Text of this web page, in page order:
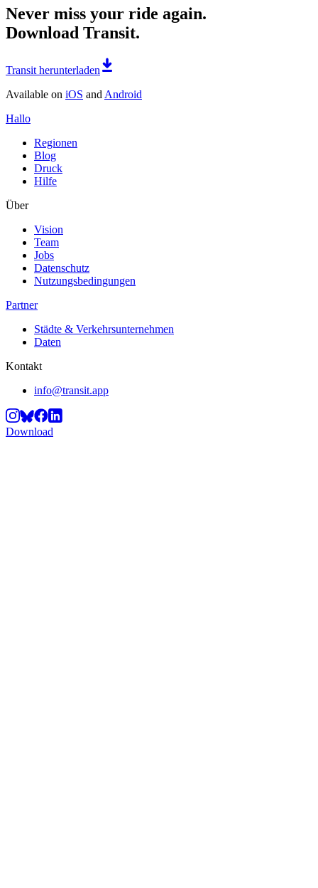
Never miss your ride again.
Download Transit.
Transit herunterladen
Available on iOS and Android
Hallo
Regionen
Blog
Druck
Hilfe
Über
Vision
Team
Jobs
Datenschutz
Nutzungsbedingungen
Partner
Städte & Verkehrsunternehmen
Daten
Kontakt
info@transit.app
Download